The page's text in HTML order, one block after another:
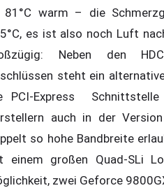
81°C warm – die
es ist also noch Luft
Neben den
steht ein
PCI-Express
auch in der
so hohe Bandbreite
einem großen Quad-SLi
zwei Geforce